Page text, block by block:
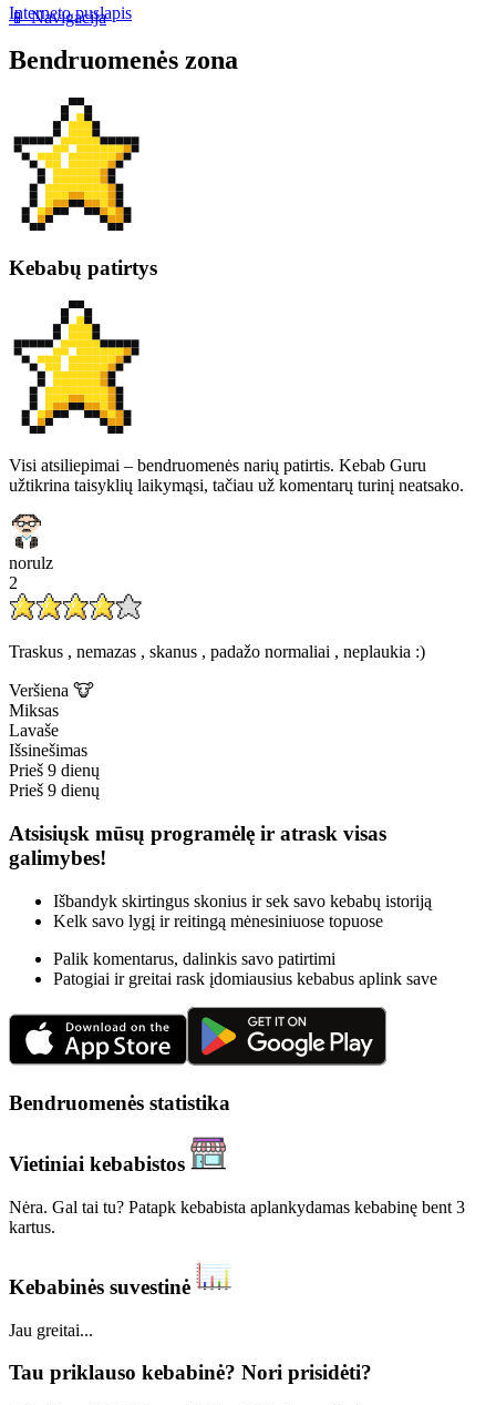
📱 Navigacija
Interneto puslapis
Bendruomenės zona
Kebabų patirtys
Visi atsiliepimai – bendruomenės narių patirtis. Kebab Guru
užtikrina taisyklių laikymąsi, tačiau už komentarų turinį neatsako.
norulz
2
Traskus , nemazas , skanus , padažo normaliai , neplaukia :)
Veršiena 🐮
Miksas
Lavaše
Išsinešimas
Prieš 9 dienų
Prieš 9 dienų
Atsisiųsk mūsų programėlę ir atrask visas
galimybes!
Išbandyk skirtingus skonius ir sek savo kebabų istoriją
Kelk savo lygį ir reitingą mėnesiniuose topuose
Palik komentarus, dalinkis savo patirtimi
Patogiai ir greitai rask įdomiausius kebabus aplink save
Bendruomenės statistika
Vietiniai kebabistos
Nėra. Gal tai tu? Patapk kebabista aplankydamas kebabinę bent 3
kartus.
Kebabinės suvestinė
Jau greitai...
Tau priklauso kebabinė? Nori prisidėti?